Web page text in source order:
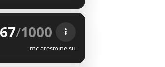
67/1000
mc.aresmine.su